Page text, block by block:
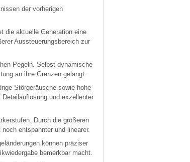
der vorherigen
die aktuelle Generation eine
Aussteuerungsbereich zur
Pegeln. Selbst dynamische
an ihre Grenzen gelangt.
Störgeräusche sowie hohe
und exzellenter
Durch die größeren
entspannter und linearer.
können präziser
bemerkbar macht.